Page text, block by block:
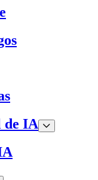
de IA